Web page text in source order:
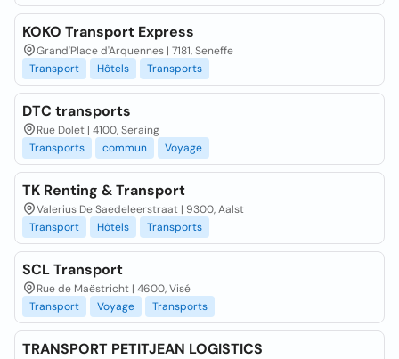
KOKO Transport Express
Grand'Place d'Arquennes | 7181, Seneffe
Transport
Hôtels Transports
DTC transports
Rue Dolet | 4100, Seraing
Transports
commun Voyage
TK Renting & Transport
Valerius De Saedeleerstraat | 9300, Aalst
Transport
Hôtels Transports
SCL Transport
Rue de Maëstricht | 4600, Visé
Transport
Voyage Transports
TRANSPORT PETITJEAN LOGISTICS